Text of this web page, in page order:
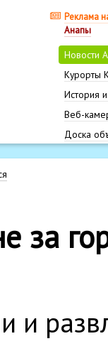
Реклама
Анапы
Новости
Курорты
История
Веб-
Доска
за
и